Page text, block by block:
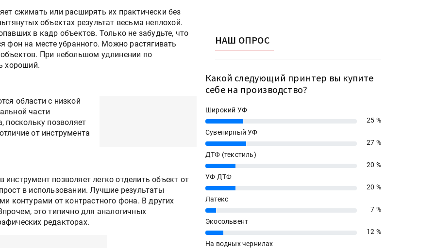
сжимать или расширять их практически без
объектах результат весьма неплохой.
в кадр объектов. Только не забудьте, что
фон на месте убранного. Можно растягивать
При небольшом удлинении по
хороший.
области с низкой
части
поскольку позволяет
от инструмента
позволяет легко отделить объект от
в использовании. Лучшие результаты
контурами от контрастного фона. В других
это типично для аналогичных
редакторах.
НАШ ОПРОС
Какой следующий принтер вы купите
себе на производство?
Широкий УФ
25%
25 %
Сувенирный УФ
27%
27 %
ДТФ (текстиль)
20%
20 %
УФ ДТФ
20%
20 %
Латекс
7%
7 %
Экосольвент
12%
12 %
На водных чернилах